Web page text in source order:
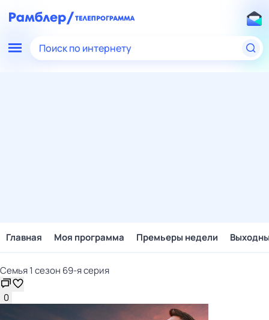
Поиск по интернету
Главная Моя программа Премьеры недели
Семья 1 сезон 69-я серия
0